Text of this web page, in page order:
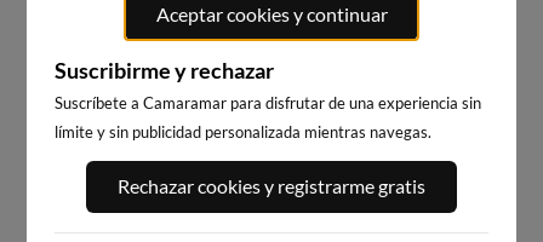
PORT ANDRATX
65km · Andratx
PLAYA DE SITGES
0.0 m CHOPI
Aceptar cookies y continuar
Suscribirme y rechazar
Suscríbete a Camaramar para disfrutar de una experiencia sin
límite y sin publicidad personalizada mientras navegas.
Rechazar cookies y registrarme gratis